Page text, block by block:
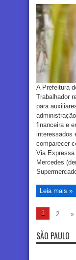
A Prefeitura
Trabalhador
para
financeira e
interessados
comparecer
Via
Mercedes
Leia mais »
1 2 »
SÃO PAULO